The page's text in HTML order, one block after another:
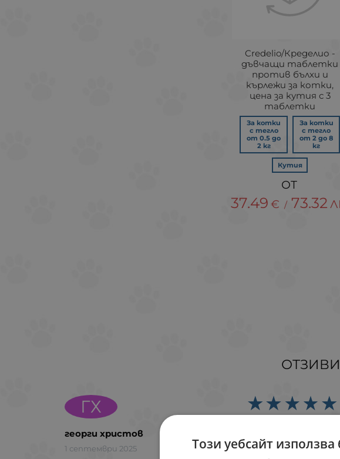
Credelio/Кределио -
дъвчащи таблетки
против бълхи и
кърлежи за котки,
цена за кутия с 3
таблетки
За котки
с тегло
от 0.5 до
2 кг
За котки
с тегло
от 2 до 8
кг
Кутия
37.49 € / 73.32
ГХ
георги христов
1 септември 2025
доволен съм от
Този уебсайт използва